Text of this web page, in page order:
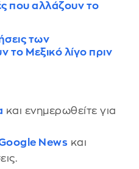
που αλλάζουν το
των
το Μεξικό λίγο πριν
και ενημερωθείτε για
News και